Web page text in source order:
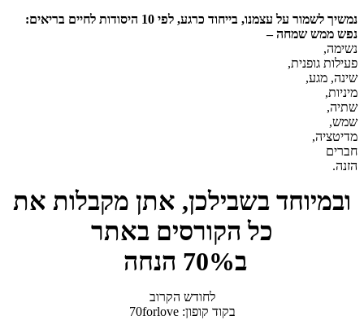
נמשיך לשמור על עצמנו, בייחוד כרגע, לפי 10 היסודות לחיים בריאים:
נפש ממש שמחה –
נשימה,
פעילות גופנית,
שינה, מגע,
מיניות,
שתיה,
שמש,
מדיטציה,
חברים
הזנה.
ובמיוחד בשבילכן, אתן מקבלות את
כל הקורסים באתר
ב70% הנחה
לחודש הקרוב
בקוד קופון: 70forlove